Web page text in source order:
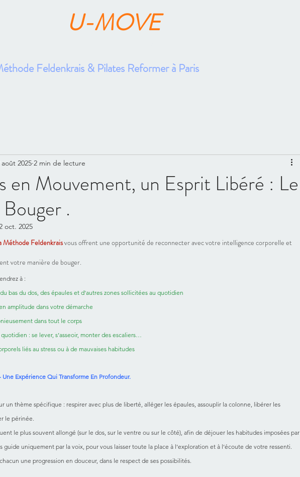
U-MOVE
Feldenkrais & Pilates Reformer à Paris
en Mouvement, un Esprit Libéré : Le
.
août 2025 2 min de lecture
oct. 2025
Méthode Feldenkrais vous offrent une opportunité de reconnecter avec votre intelligence corporelle et
votre manière de bouger.
à :
bas du dos, des épaules et d'autres zones sollicitées au quotidien
amplitude dans votre démarche
dans tout le corps
: se lever, s’asseoir, monter des escaliers…
liés au stress ou à de mauvaises habitudes
Expérience Qui Transforme En Profondeur.
un thème spécifique : respirer avec plus de liberté, alléger les épaules, assouplir la colonne, libérer les
le périnée.
le plus souvent allongé (sur le dos, sur le ventre ou sur le côté), afin de déjouer les habitudes imposées par
guide uniquement par la voix, pour vous laisser toute la place à l’exploration et à l’écoute de votre ressenti.
une progression en douceur, dans le respect de ses possibilités.